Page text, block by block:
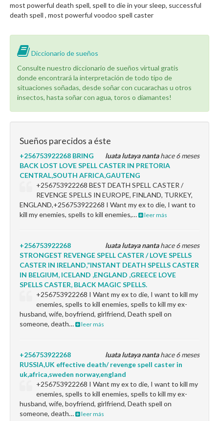
most powerful death spell, spell to die in your sleep, successful
death spell , most powerful voodoo spell caster
Diccionario de sueños
Consulte nuestro diccionario de sueños virtual gratis
donde encontrará la interpretación de todo tipo de
situaciones soñadas, desde soñar con cucarachas u otros
insectos, hasta soñar con agua, toros o diamantes!
Sueños parecidos a éste
luata lutaya nantahace 6 meses
+256753922268 BRING
BACK LOST LOVE SPELL CASTER IN PRETORIA
CENTRAL,SOUTH AFRICA,GAUTENG
+256753922268 BEST DEATH SPELL CASTER /
REVENGE SPELLS IN EUROPE, FINLAND, TURKEY,
ENGLAND,+256753922268 I Want my ex to die, I want to
kill my enemies, spells to kill enemies,…
leer más
luata lutaya nantahace 6 meses
+256753922268
STRONGEST REVENGE SPELL CASTER / LOVE SPELLS
CASTER IN IRELAND,”INSTANT DEATH SPELLS CASTER
IN BELGIUM, ICELAND ,ENGLAND ,GREECE LOVE
SPELLS CASTER, BLACK MAGIC SPELLS.
+256753922268 I Want my ex to die, I want to kill my
enemies, spells to kill enemies, spells to kill my ex-
husband, wife, boyfriend, girlfriend, Death spell on
someone, death…
leer más
luata lutaya nantahace 6 meses
+256753922268
RUSSIA,UK effective death/ revenge spell caster in
uk,africa,sweden norway,england
+256753922268 I Want my ex to die, I want to kill my
enemies, spells to kill enemies, spells to kill my ex-
husband, wife, boyfriend, girlfriend, Death spell on
someone, death…
leer más